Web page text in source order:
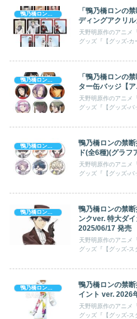
アニメイト
アニメ「鴨乃橋ロンの
この他「鴨乃橋ロンの禁
©天野明／集英社・鴨乃橋ロンの禁断
鴨乃橋ロンの禁断推理 アニ
シェ